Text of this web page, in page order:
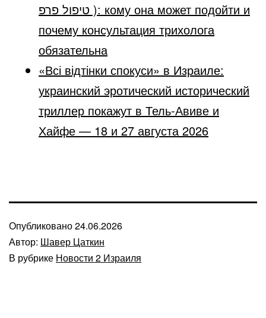
טיפול פרפ ): кому она может подойти и
почему консультация трихолога
обязательна
«Всі відтінки спокуси» в Израиле:
украинский эротический исторический
триллер покажут в Тель-Авиве и
Хайфе — 18 и 27 августа 2026
Опубликовано24.06.2026
Автор: Шавер Цаткин
В рубрике Новости 2 Израиля